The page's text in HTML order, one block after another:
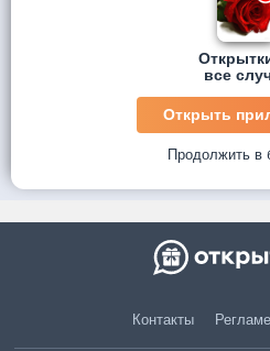
все
Открыть
Продолжить в
Контакты